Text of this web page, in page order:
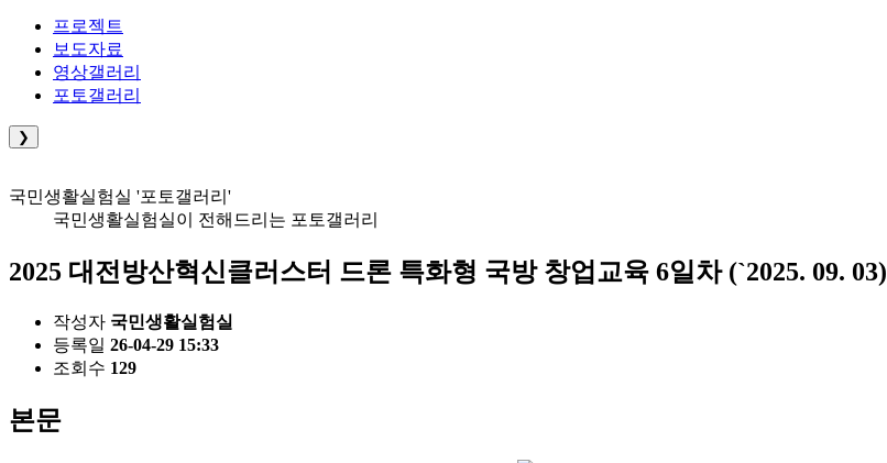
프로젝트
보도자료
영상갤러리
포토갤러리
❯
국민생활실험실 '포토갤러리'
국민생활실험실이 전해드리는 포토갤러리
2025 대전방산혁신클러스터 드론 특화형 국방 창업교육 6일차 (`2025. 09. 03)
작성자 국민생활실험실
등록일 26-04-29 15:33
조회수 129
본문